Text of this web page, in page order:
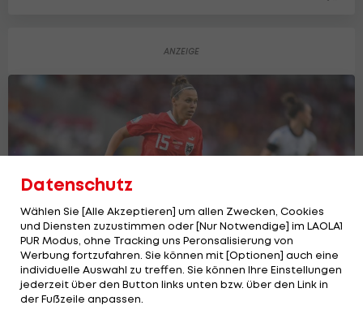
Diese ÖFB-Frauen starten in die WM-
Datenschutz
Wählen Sie [Alle Akzeptieren] um allen Zwecken, Cookies
und Diensten zuzustimmen oder [Nur Notwendige] im LAOLA1
PUR Modus, ohne Tracking uns Peronsalisierung von
Werbung fortzufahren. Sie können mit [Optionen] auch eine
individuelle Auswahl zu treffen. Sie können Ihre Einstellungen
jederzeit über den Button links unten bzw. über den Link in
der Fußzeile anpassen.